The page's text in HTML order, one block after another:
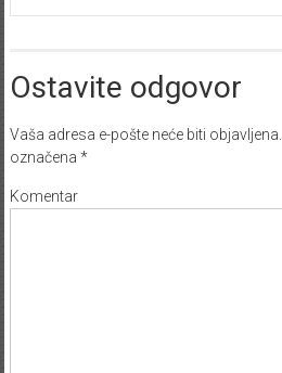
Ostavite odgovor
Vaša adresa e-pošte neće biti objavljena.
označena *
Komentar